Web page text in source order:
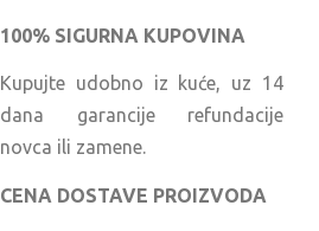
100% SIGURNA KUPOVINA
Kupujte udobno iz kuće, uz 14
dana garancije refundacije
novca ili zamene.
CENA DOSTAVE PROIZVODA